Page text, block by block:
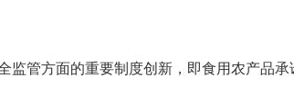
管方面的重要制度创新，即食用农产品